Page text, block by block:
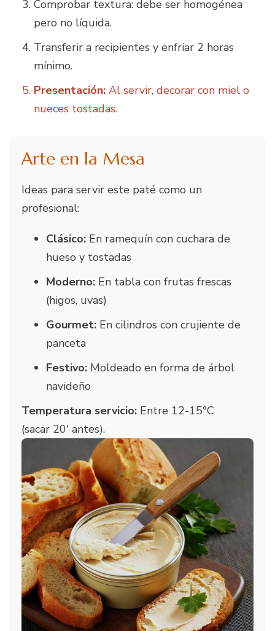
Comprobar textura: debe ser homogénea
pero no líquida.
Transferir a recipientes y enfriar 2 horas
mínimo.
Presentación: Al servir, decorar con miel o
nueces tostadas.
Arte en la Mesa
Ideas para servir este paté como un
profesional:
Clásico: En ramequín con cuchara de
hueso y tostadas
Moderno: En tabla con frutas frescas
(higos, uvas)
Gourmet: En cilindros con crujiente de
panceta
Festivo: Moldeado en forma de árbol
navideño
Temperatura servicio: Entre 12-15°C
(sacar 20′ antes).